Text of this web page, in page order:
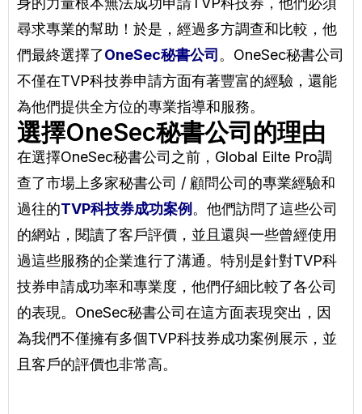
尋求專業的幫助！於是，經過多方調查和比較，他
們最終選擇了OneSec秘書公司 。OneSec秘書公司
不僅在TVP科技券申請方面有著豐富的經驗，還能
為他們提供全方位的專業指導和服務。
選擇OneSec秘書公司的理由
在選擇OneSec秘書公司之前，Global Eilte Pro調
查了市場上多家秘書公司 / 顧問公司的專業經驗和
過往的TVP科技券成功案例。他們訪問了這些公司
的網站，閱讀了客戶評價，並且還與一些曾經使用
過這些服務的企業進行了溝通。特別是針對TVP科
技券申請成功率和專業度，他們仔細比較了各公司
的表現。OneSec秘書公司在這方面表現突出，因
為我們不僅擁有多個TVP科技券成功案例展示，並
且客戶的評價也非常高。